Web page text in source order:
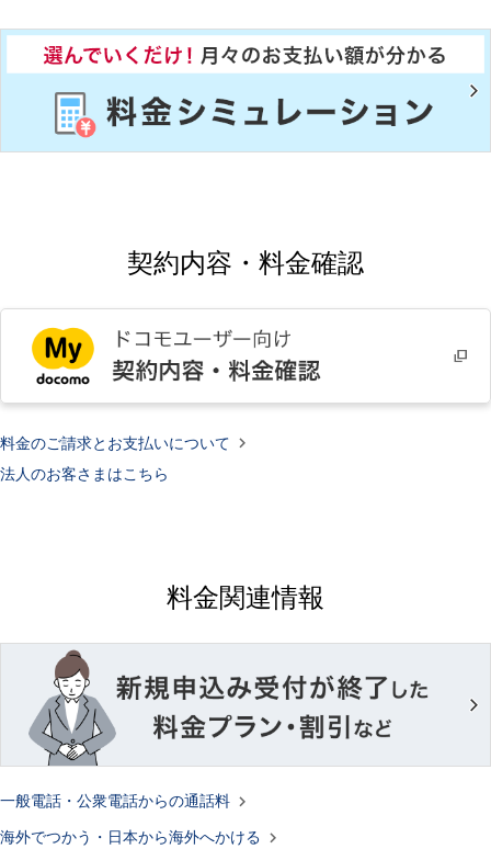
契約内容・料金確認
料金のご請求とお支払いについて 
法人のお客さまはこちら
料金関連情報
一般電話・公衆電話からの通話料 
海外でつかう・日本から海外へかける 